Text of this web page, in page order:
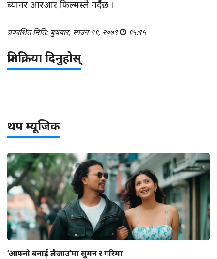
ब्यानर आरआर फिल्मस्ले गर्दैछ ।
प्रकाशित मिति: बुधबार, साउन ११, २०७९ १५:१५
प्रतिक्रिया दिनुहोस्
थप म्यूजिक
‘आफ्नो बनाई लैजाउ’मा सुमन र गरिमा